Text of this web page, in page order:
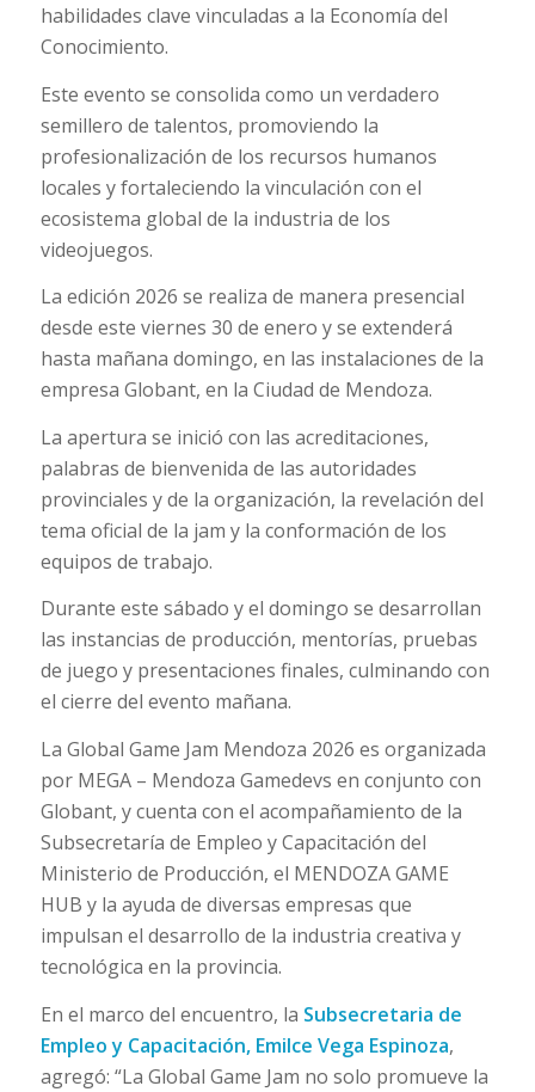
habilidades clave vinculadas a la Economía del
Conocimiento.
Este evento se consolida como un verdadero
semillero de talentos, promoviendo la
profesionalización de los recursos humanos
locales y fortaleciendo la vinculación con el
ecosistema global de la industria de los
videojuegos.
La edición 2026 se realiza de manera presencial
desde este viernes 30 de enero y se extenderá
hasta mañana domingo, en las instalaciones de la
empresa Globant, en la Ciudad de Mendoza.
La apertura se inició con las acreditaciones,
palabras de bienvenida de las autoridades
provinciales y de la organización, la revelación del
tema oficial de la jam y la conformación de los
equipos de trabajo.
Durante este sábado y el domingo se desarrollan
las instancias de producción, mentorías, pruebas
de juego y presentaciones finales, culminando con
el cierre del evento mañana.
La Global Game Jam Mendoza 2026 es organizada
por MEGA – Mendoza Gamedevs en conjunto con
Globant, y cuenta con el acompañamiento de la
Subsecretaría de Empleo y Capacitación del
Ministerio de Producción, el MENDOZA GAME
HUB y la ayuda de diversas empresas que
impulsan el desarrollo de la industria creativa y
tecnológica en la provincia.
En el marco del encuentro, la Subsecretaria de
Empleo y Capacitación, Emilce Vega Espinoza,
agregó: “La Global Game Jam no solo promueve la